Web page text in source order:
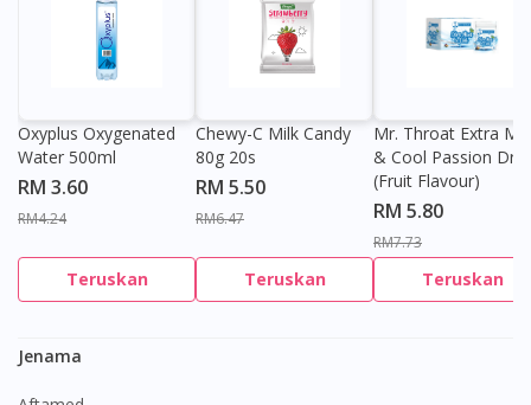
Oxyplus Oxygenated
Water 500ml
RM 3.60
RM4.24
Teruskan
Chewy-C Milk Candy
80g 20s
RM 5.50
RM6.47
Teruskan
Mr. Throat Extra
& Cool Passion
(Fruit Flavour)
RM 5.80
RM7.73
Teruskan
Jenama